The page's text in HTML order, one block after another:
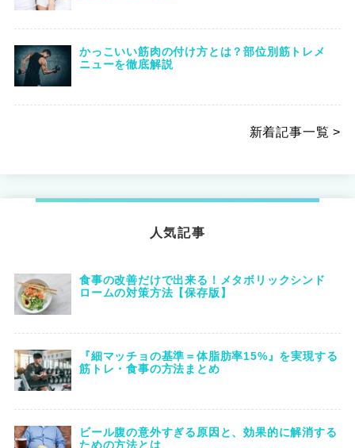
かっこいい筋肉の付け方とは？部位別筋トレメ
ニューを徹底解説
新着記事一覧 >
人気記事
食事の改善だけで出来る！メタボリックシンド
ロームの対策方法【保存版】
『細マッチョの基準＝体脂肪率15%』を実現する
筋トレ・食事の方法まとめ
ビール腹の意外すぎる原因と、効果的に解消する
ための方法とは